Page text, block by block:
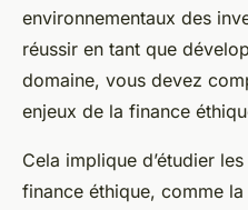
environnementaux des
réussir en tant que
domaine, vous devez
enjeux de la finance
Cela implique d’étudier
finance éthique, comme